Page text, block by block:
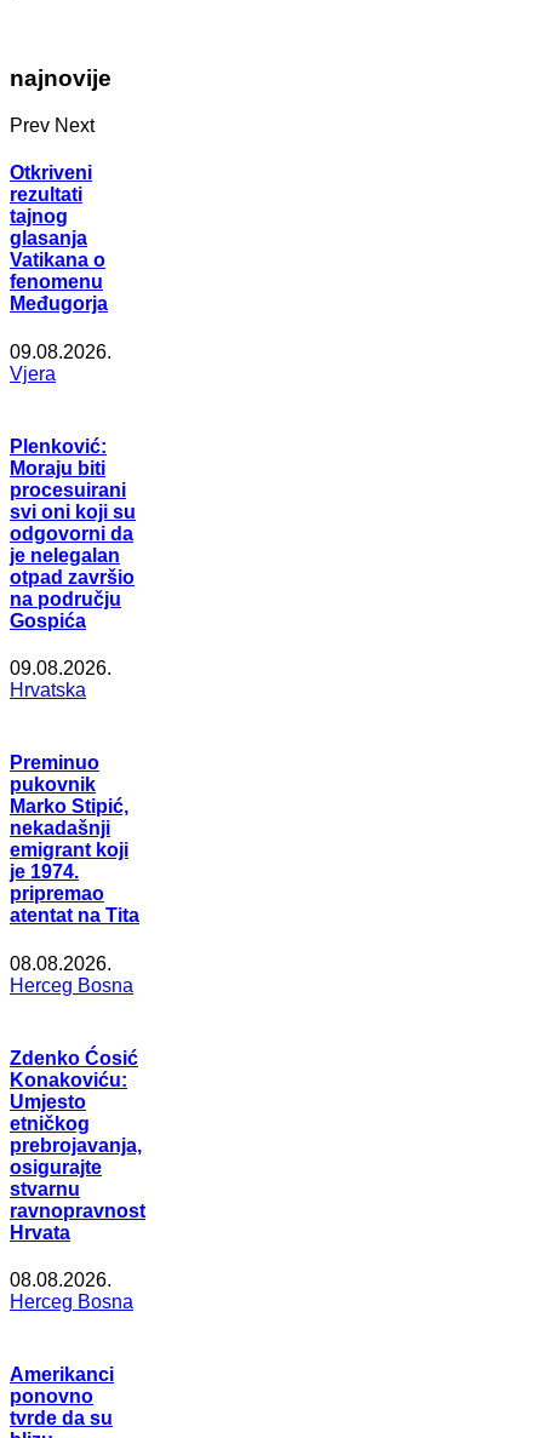
najnovije
Prev Next
Otkriveni
rezultati
tajnog
glasanja
Vatikana o
fenomenu
Međugorja
09.08.2026.
Vjera
Plenković:
Moraju biti
procesuirani
svi oni koji su
odgovorni da
je nelegalan
otpad završio
na području
Gospića
09.08.2026.
Hrvatska
Preminuo
pukovnik
Marko Stipić,
nekadašnji
emigrant koji
je 1974.
pripremao
atentat na Tita
08.08.2026.
Herceg Bosna
Zdenko Ćosić
Konakoviću:
Umjesto
etničkog
prebrojavanja,
osigurajte
stvarnu
ravnopravnost
Hrvata
08.08.2026.
Herceg Bosna
Amerikanci
ponovno
tvrde da su